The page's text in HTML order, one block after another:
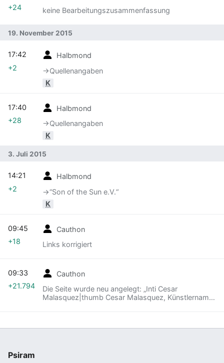
keine Bearbeitungszusammenfassung
+24
19. November 2015
Halbmond
→‎Quellenangaben
K
17:42
+2
Halbmond
→‎Quellenangaben
K
17:40
+28
3. Juli 2015
Halbmond
→‎“Son of the Sun e.V.“
K
14:21
+2
Cauthon
Links korrigiert
09:45
+18
Cauthon
Die Seite wurde neu angelegt: „Inti Cesar
Malasquez|thumb Cesar Malasquez, Künstlername
09:33
+21.794
Psiram